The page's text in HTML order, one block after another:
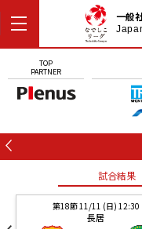
一般
TOP
PARTNER
試合結果
第18節 11/11 (日) 12:30
長居